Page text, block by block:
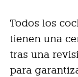
Todos los
tienen una
tras una
para